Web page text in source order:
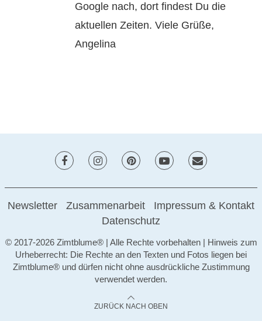
Google nach, dort findest Du die
aktuellen Zeiten. Viele Grüße,
Angelina
Newsletter Zusammenarbeit
Impressum & Kontakt
Datenschutz
© 2017-2026 Zimtblume® | Alle Rechte vorbehalten | Hinweis zum
Urheberrecht: Die Rechte an den Texten und Fotos liegen bei
Zimtblume® und dürfen nicht ohne ausdrückliche Zustimmung
verwendet werden.
ZURÜCK NACH OBEN